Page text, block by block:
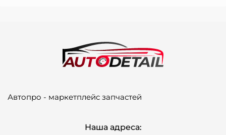
Автопро - маркетплейс запчастей
Наша адреса: